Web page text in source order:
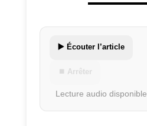
▶️ Écouter l’article
⏹ Arrêter
Lecture audio disponible